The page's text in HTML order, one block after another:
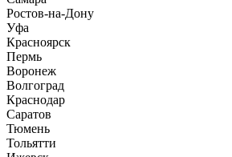
Ростов-на-Дону
Уфа
Красноярск
Пермь
Воронеж
Волгоград
Краснодар
Саратов
Тюмень
Тольятти